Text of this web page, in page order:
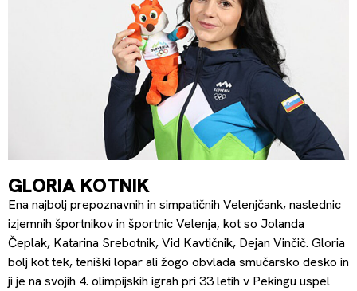
GLORIA KOTNIK
Ena najbolj prepoznavnih in simpatičnih Velenjčank, naslednic
izjemnih športnikov in športnic Velenja, kot so Jolanda
Čeplak, Katarina Srebotnik, Vid Kavtičnik, Dejan Vinčič. Gloria
bolj kot tek, teniški lopar ali žogo obvlada smučarsko desko in
ji je na svojih 4. olimpijskih igrah pri 33 letih v Pekingu uspel